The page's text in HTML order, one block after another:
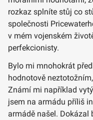
rozkaz splníte stůj co
společnosti
v mém vojenském
perfekcionisty.
Bylo mi mnohokrát
hodnotově
Známí mi například
jsem na armádu příliš
armádě našel.